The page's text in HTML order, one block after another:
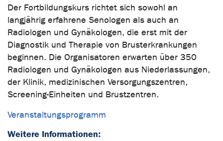
Der Fortbildungskurs richtet sich sowohl an
langjährig erfahrene Senologen als auch an
Radiologen und Gynäkologen, die erst mit der
Diagnostik und Therapie von Brusterkrankungen
beginnen. Die Organisatoren erwarten über 350
Radiologen und Gynäkologen aus Niederlassungen,
der Klinik, medizinischen Versorgungszentren,
Screening-Einheiten und Brustzentren.
Veranstaltungsprogramm
Weitere Informationen: